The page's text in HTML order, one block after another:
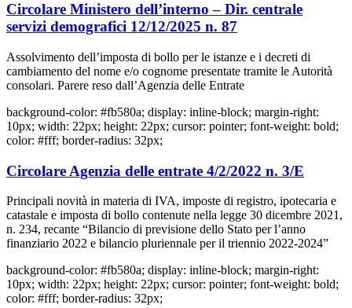
Circolare Ministero dell’interno – Dir. centrale
servizi demografici 12/12/2025 n. 87
Assolvimento dell’imposta di bollo per le istanze e i decreti di
cambiamento del nome e/o cognome presentate tramite le Autorità
consolari. Parere reso dall’Agenzia delle Entrate
background-color: #fb580a; display: inline-block; margin-right:
10px; width: 22px; height: 22px; cursor: pointer; font-weight: bold;
color: #fff; border-radius: 32px;
Circolare Agenzia delle entrate 4/2/2022 n. 3/E
Principali novità in materia di IVA, imposte di registro, ipotecaria e
catastale e imposta di bollo contenute nella legge 30 dicembre 2021,
n. 234, recante “Bilancio di previsione dello Stato per l’anno
finanziario 2022 e bilancio pluriennale per il triennio 2022-2024”
background-color: #fb580a; display: inline-block; margin-right:
10px; width: 22px; height: 22px; cursor: pointer; font-weight: bold;
color: #fff; border-radius: 32px;